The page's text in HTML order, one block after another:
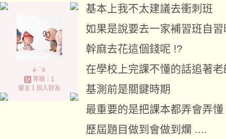
è·¯é
等級：1
留言｜ 加入好友
基本上我不太建議去衝刺班
如果是說要去一家補習班自
幹麻去花這個錢呢 !?
在學校上完課不懂的話追著
基測前是關鍵時期
最重要的是把課本都弄會弄懂
歷屆題目做到會做到爛 ....